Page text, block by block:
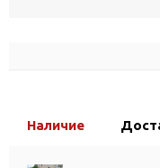
Наличие